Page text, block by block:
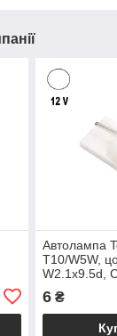
Автолампа
T10/W5W,
W2.1x9.5d,
6₴